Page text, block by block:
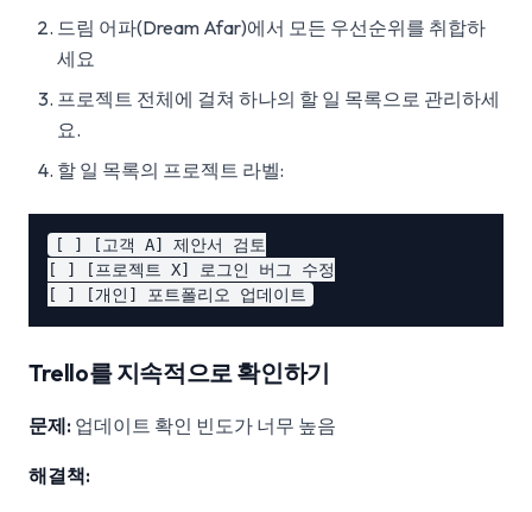
드림 어파(Dream Afar)에서 모든 우선순위를 취합하
세요
프로젝트 전체에 걸쳐 하나의 할 일 목록으로 관리하세
요.
할 일 목록의 프로젝트 라벨:
[ ] [고객 A] 제안서 검토
[ ] [프로젝트 X] 로그인 버그 수정
Trello를 지속적으로 확인하기
문제: 업데이트 확인 빈도가 너무 높음
해결책: